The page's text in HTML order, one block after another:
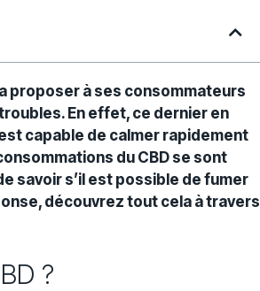
proposer à ses consommateurs
En effet, ce dernier en
capable de calmer rapidement
du CBD se sont
savoir s’il est possible de fumer
découvrez tout cela à travers
?